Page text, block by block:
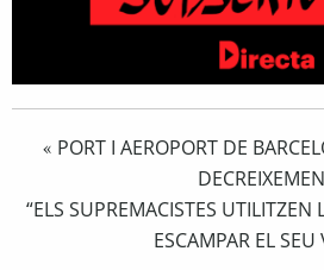
« PORT I AEROPORT DE
“ELS SUPREMACISTES UTILITZEN
ESCAMPAR EL SEU